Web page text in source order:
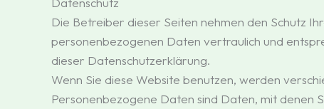
Die Betreiber dieser Seiten nehmen den Schutz
personenbezogenen Daten vertraulich und
dieser Datenschutzerklärung.
Wenn Sie diese Website benutzen, werden
Personenbezogene Daten sind Daten, mit denen